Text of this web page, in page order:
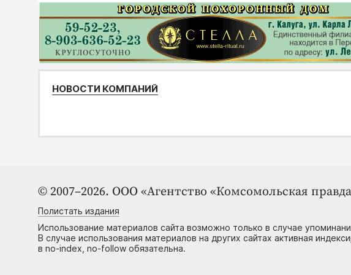
НОВОСТИ КОМПАНИЙ
© 2007–2026. ООО «Агентство «Комсомольская
Полистать издания
Использование материалов сайта возможно только в случае
В случае использования материалов на других сайтах активная
в no-index, no-follow обязательна.